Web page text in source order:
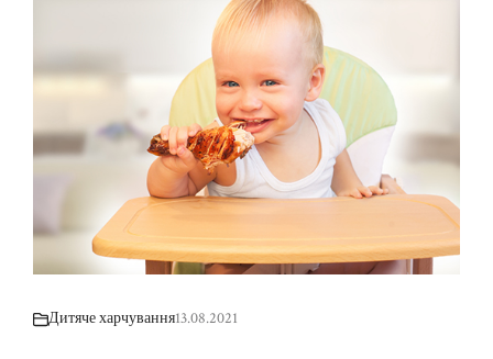
Дитяче харчування13.08.2021